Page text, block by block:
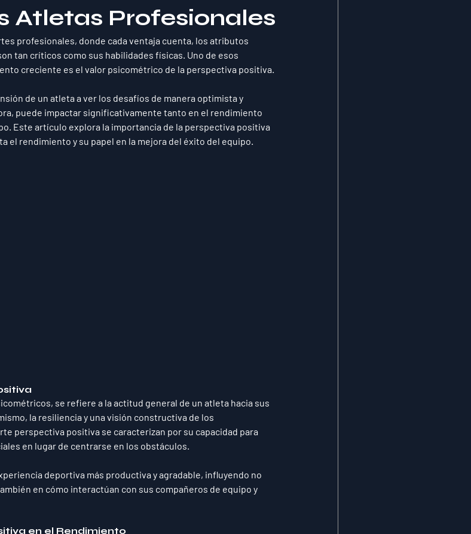
Atletas Profesionales
profesionales, donde cada ventaja cuenta, los atributos
tan críticos como sus habilidades físicas. Uno de esos
creciente es el valor psicométrico de la perspectiva positiva.
de un atleta a ver los desafíos de manera optimista y
puede impactar significativamente tanto en el rendimiento
Este artículo explora la importancia de la perspectiva positiva
el rendimiento y su papel en la mejora del éxito del equipo.
se refiere a la actitud general de un atleta hacia sus
la resiliencia y una visión constructiva de los
perspectiva positiva se caracterizan por su capacidad para
en lugar de centrarse en los obstáculos.
deportiva más productiva y agradable, influyendo no
en cómo interactúan con sus compañeros de equipo y
en el Rendimiento